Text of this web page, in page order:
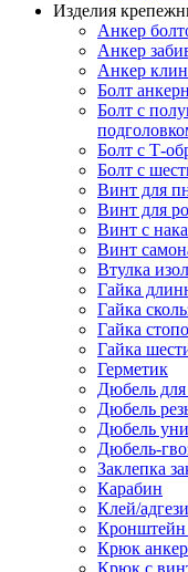
Изделия
Анкер
Анкер
Анкер
Болт
Болт с
Болт с Т-
Болт с
Винт для
Винт для
Винт с
Винт
Втулка
Гайка
Гайка
Гайка
Гайка
Герметик
Дюбель
Дюбель
Дюбель
Дюбель-
Заклепка
Карабин
Клей/
Кронштейн
Крюк
Крюк с